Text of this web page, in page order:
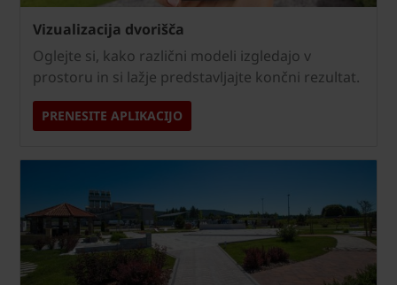
Vizualizacija dvorišča
Oglejte si, kako različni modeli izgledajo v
prostoru in si lažje predstavljajte končni rezultat.
PRENESITE APLIKACIJO